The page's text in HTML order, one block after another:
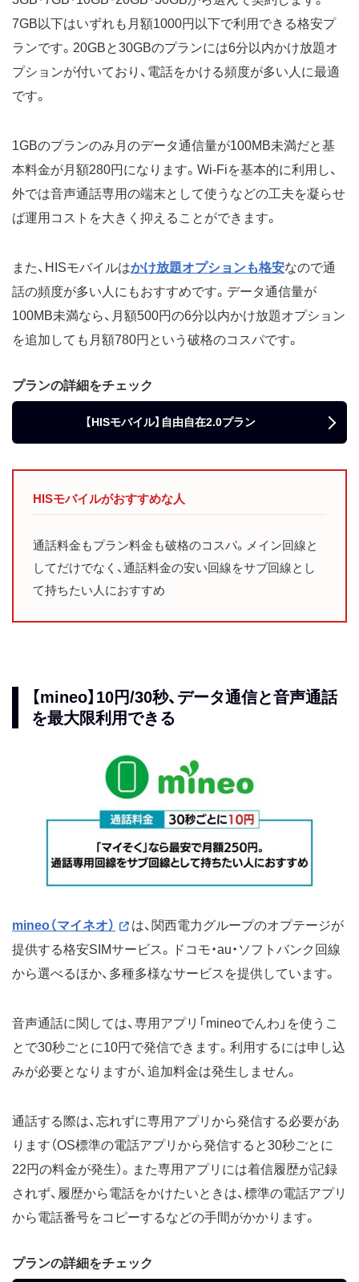
7GB以下はいずれも月額1000円以下で利用できる格安プ
ランです。20GBと30GBのプランには6分以内かけ放題オ
プションが付いており、電話をかける頻度が多い人に最適
です。
1GBのプランのみ月のデータ通信量が100MB未満だと基
本料金が月額280円になります。Wi-Fiを基本的に利用し、
外では音声通話専用の端末として使うなどの工夫を凝らせ
ば運用コストを大きく抑えることができます。
また、HISモバイルはかけ放題オプションも格安なので通
話の頻度が多い人にもおすすめです。データ通信量が
100MB未満なら、月額500円の6分以内かけ放題オプション
を追加しても月額780円という破格のコスパです。
プランの詳細をチェック
【HISモバイル】自由自在2.0プラン
HISモバイルがおすすめな人
通話料金もプラン料金も破格のコスパ。メイン回線と
してだけでなく、通話料金の安い回線をサブ回線とし
て持ちたい人におすすめ
【mineo】10円/30秒、データ通信と音声通話
を最大限利用できる
mineo（マイネオ）
は、関西電力グループのオプテージが
提供する格安SIMサービス。ドコモ・au・ソフトバンク回線
から選べるほか、多種多様なサービスを提供しています。
音声通話に関しては、専用アプリ「mineoでんわ」を使うこ
とで30秒ごとに10円で発信できます。利用するには申し込
みが必要となりますが、追加料金は発生しません。
通話する際は、忘れずに専用アプリから発信する必要があ
ります（OS標準の電話アプリから発信すると30秒ごとに
22円の料金が発生）。また専用アプリには着信履歴が記録
されず、履歴から電話をかけたいときは、標準の電話アプリ
から電話番号をコピーするなどの手間がかかります。
プランの詳細をチェック